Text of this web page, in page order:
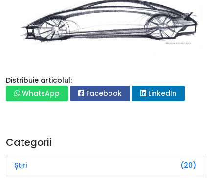
Distribuie articolul:
WhatsApp
Facebook LinkedIn
Categorii
Știri
(20)